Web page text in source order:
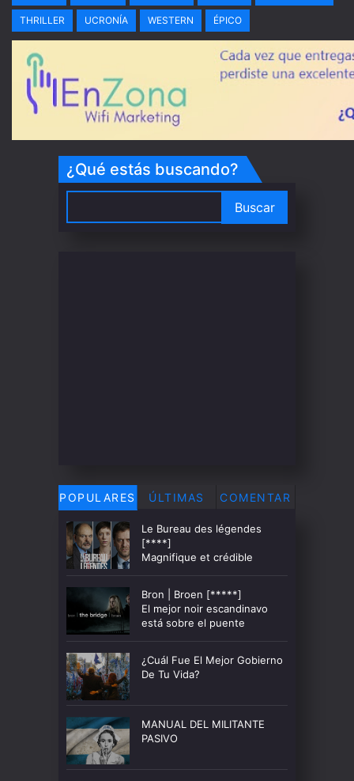
THRILLER UCRONÍA WESTERN ÉPICO
¿Qué estás buscando?
POPULARES ÚLTIMAS COMENTAR
Le Bureau des légendes
[****]
Magnifique et crédible
Bron | Broen [*****]
El mejor noir escandinavo
está sobre el puente
¿Cuál Fue El Mejor Gobierno
De Tu Vida?
MANUAL DEL MILITANTE
PASIVO